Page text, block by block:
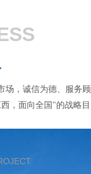
场，诚信为德、服务顾
，面向全国"的战略目